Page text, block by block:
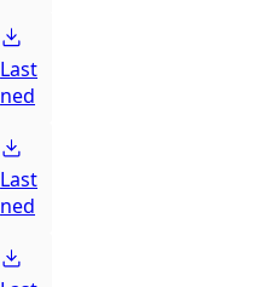
Last
ned
Last
ned